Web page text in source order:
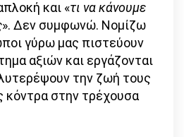
και «τι να κάνουμε
». Δεν συμφωνώ. Νομίζω
γύρω μας πιστεύουν
αξιών και εργάζονται
την ζωή τους
κόντρα στην τρέχουσα